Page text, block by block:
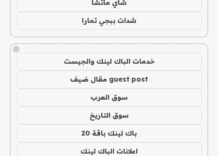
شاي ماتشا
شدات ببجي تمارا
!
خدمات الباك لينك والجيست
guest post مقال ضيف
سوق العرب
سوق التاريخ
باك لينك باقة 20
اعلانات الباك لينك